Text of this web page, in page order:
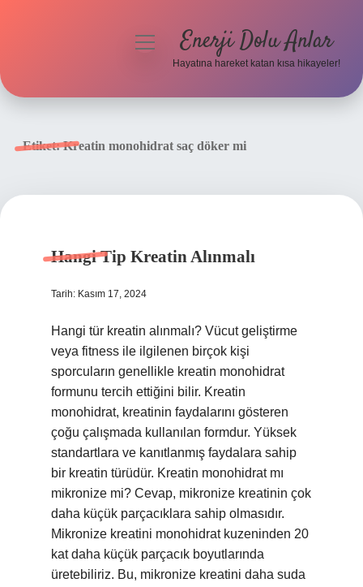
menüyüEnerji Dolu Anlar
Hayatına hareket katan kısa hikayeler!
Etiket:Kreatin monohidrat saç döker mi
Hangi Tip Kreatin Alınmalı
Tarih: Kasım 17, 2024
Hangi tür kreatin alınmalı? Vücut geliştirme
veya fitness ile ilgilenen birçok kişi
sporcuların genellikle kreatin monohidrat
formunu tercih ettiğini bilir. Kreatin
monohidrat, kreatinin faydalarını gösteren
çoğu çalışmada kullanılan formdur. Yüksek
standartlara ve kanıtlanmış faydalara sahip
bir kreatin türüdür. Kreatin monohidrat mı
mikronize mi? Cevap, mikronize kreatinin çok
daha küçük parçacıklara sahip olmasıdır.
Mikronize kreatini monohidrat kuzeninden 20
kat daha küçük parçacık boyutlarında
üretebiliriz. Bu, mikronize kreatini daha suda